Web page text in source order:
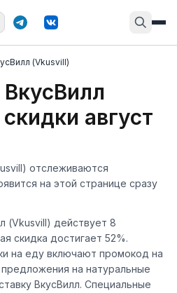
(Vkusvill)
август
отслеживаются
на этой странице сразу
(Vkusvill) действует 8
скидка достигает 52%.
на еду включают промокод на
на натуральные
ВкусВилл. Специальные